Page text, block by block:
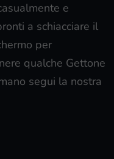
e
a schiacciare il
per
qualche Gettone
segui la nostra